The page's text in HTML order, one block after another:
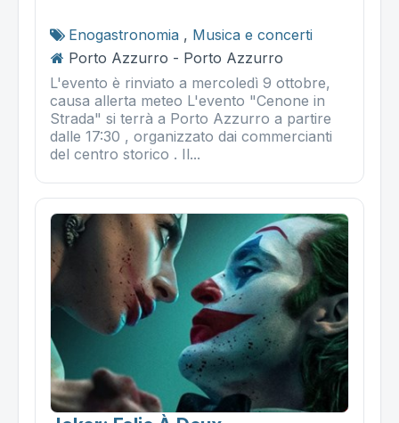
Enogastronomia , Musica e concerti
Porto Azzurro - Porto Azzurro
L'evento è rinviato a mercoledì 9 ottobre,
causa allerta meteo L'evento "Cenone in
Strada" si terrà a Porto Azzurro a partire
dalle 17:30 , organizzato dai commercianti
del centro storico . Il...